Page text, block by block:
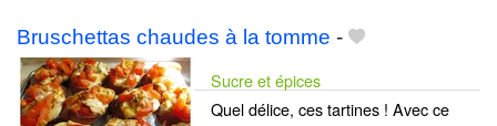
Bruschettas chaudes à la tomme -
Sucre et épices
Quel délice, ces tartines ! Avec ce